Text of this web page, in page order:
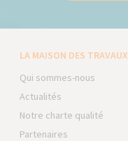
LA MAISON DES TRAVAUX
Qui sommes-nous
Actualités
Notre charte qualité
Partenaires